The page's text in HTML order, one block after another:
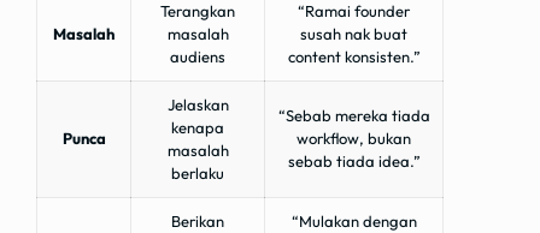
Masalah
Terangkan
masalah
audiens
“Ramai founder
susah nak buat
content konsisten.”
Punca
Jelaskan
kenapa
masalah
berlaku
“Sebab mereka tiada
workflow, bukan
sebab tiada idea.”
Berikan
“Mulakan dengan